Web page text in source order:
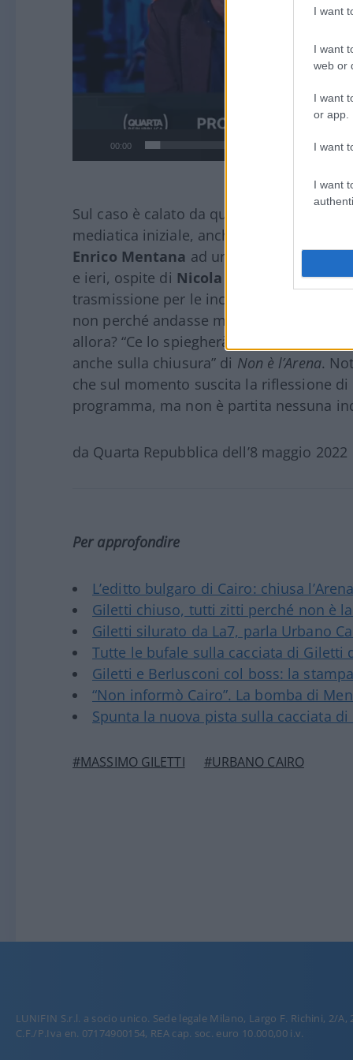
I want
I want
web or
I want
or app.
I want
I want
00:00
Sul caso è calato da qualche tempo un
mediatica iniziale, anche per volere di
Enrico Mentana ad uno speciale.
e ieri, ospite di Nicola Porro
, è tornata
trasmissione per le inchieste che
non perché andasse male come leggo
allora? “Ce lo spiegherà Cairo quando
anche sulla chiusura” di Non è l’Arena.
che sul momento suscita la riflessione di
programma, ma non è partita nessuna
da Quarta Repubblica dell’8 maggio 2022
Per approfondire
L’editto bulgaro di Cairo: chiusa
Giletti chiuso, tutti zitti perché non è
Giletti silurato da La7, parla Urbano
Tutte le bufale sulla cacciata di Giletti
Giletti e Berlusconi col boss: la
“Non informò Cairo”. La bomba di
Spunta la nuova pista sulla cacciata di
#MASSIMO GILETTI #URBANO CAIRO
LUNIFIN S.r.l. a socio unico. Sede legale Milano, Largo F. Richini, 2/A,
C.F./P.Iva en. 07174900154, REA cap. soc. euro 10.000,00 i.v.